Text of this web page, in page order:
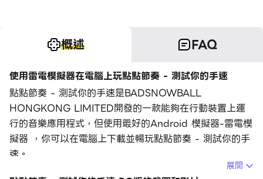
概述 FAQ
使用雷電模擬器在電腦上玩點點節奏 - 測試你的手速
點點節奏 - 測試你的手速是BADSNOWBALL
HONGKONG LIMITED開發的一款能夠在行動裝置上運
行的音樂應用程式，但使用最好的Android 模擬器-雷電模
擬器 ，你可以在電腦上下載並暢玩點點節奏 - 測試你的手
速。
展開